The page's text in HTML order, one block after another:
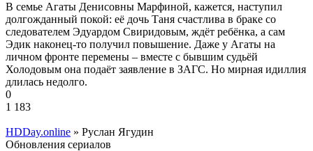
В семье Агаты Денисовны Марфиной, кажется, наступил
долгожданный покой: её дочь Таня счастлива в браке со
следователем Эдуардом Свиридовым, ждёт ребёнка, а сам
Эдик наконец-то получил повышение. Даже у Агаты на
личном фронте перемены – вместе с бывшим судьёй
Холодовым она подаёт заявление в ЗАГС. Но мирная идиллия
длилась недолго.
0
1 183
HDDay.online » Руслан Ягудин
Обновления сериалов